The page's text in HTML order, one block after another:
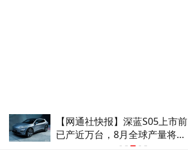
【网通社快报】深蓝S05上市前
已产近万台，8月全球产量将超
180斤记者抱电线杆直击“白